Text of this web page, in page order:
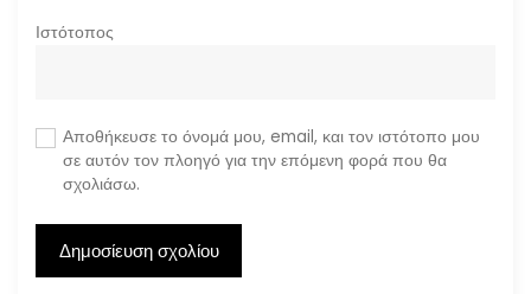
Ιστότοπος
Αποθήκευσε το όνομά μου, email, και τον ιστότοπο μου
σε αυτόν τον πλοηγό για την επόμενη φορά που θα
σχολιάσω.